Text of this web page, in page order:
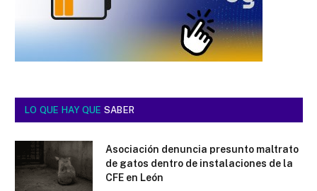
LO QUE HAY QUE SABER
Asociación denuncia presunto maltrato
de gatos dentro de instalaciones de la
CFE en León